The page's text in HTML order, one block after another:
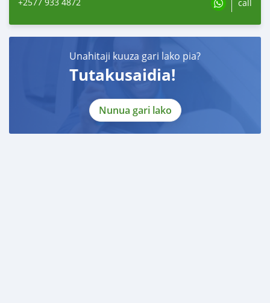
call
Unahitaji kuuza gari lako pia?
Tutakusaidia!
Nunua gari lako